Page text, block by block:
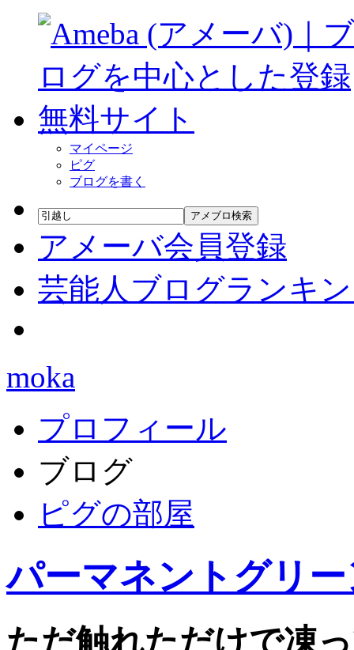
マイページ
ピグ
ブログを書く
アメブロ検索
アメーバ会員登録
芸能人ブログランキ
moka
プロフィール
ブログ
ピグの部屋
パーマネントグリ
ただ触れただけで凍